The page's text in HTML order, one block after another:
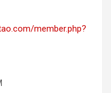
member.php?